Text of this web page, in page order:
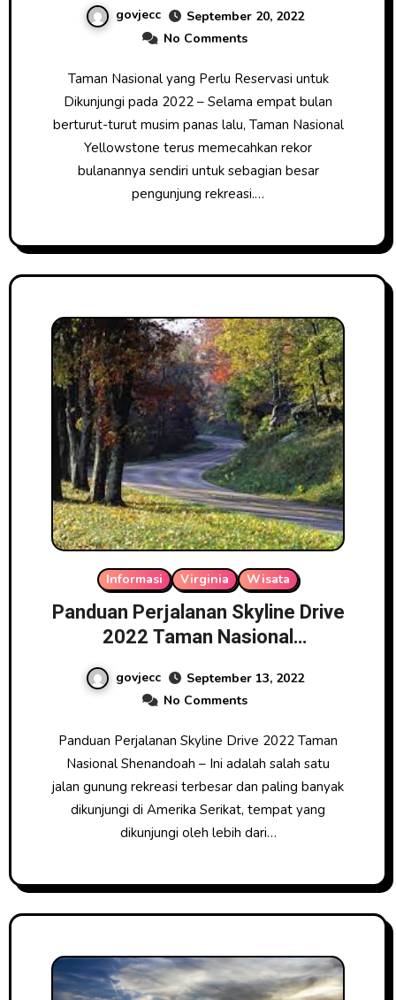
govjecc
September 20, 2022
No Comments
Taman Nasional yang Perlu Reservasi untuk
Dikunjungi pada 2022 – Selama empat bulan
berturut-turut musim panas lalu, Taman Nasional
Yellowstone terus memecahkan rekor
bulanannya sendiri untuk sebagian besar
pengunjung rekreasi.…
Informasi Virginia Wisata
Panduan Perjalanan Skyline Drive
2022 Taman Nasional
govjecc
September 13, 2022
No Comments
Panduan Perjalanan Skyline Drive 2022 Taman
Nasional Shenandoah – Ini adalah salah satu
jalan gunung rekreasi terbesar dan paling banyak
dikunjungi di Amerika Serikat, tempat yang
dikunjungi oleh lebih dari…